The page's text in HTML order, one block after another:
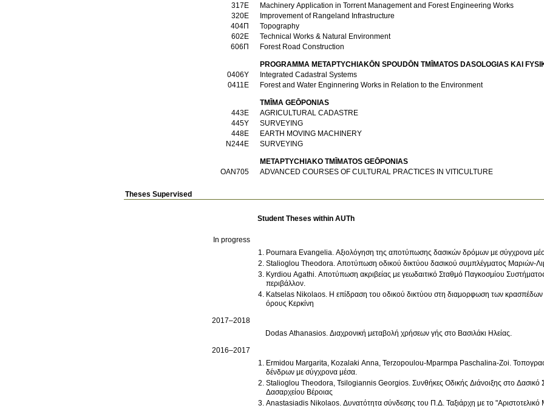
317Ε
Machinery Application in Torrent Management and Forest Engineering Works
320Ε
Improvement of Rangeland Infrastructure
404Π
Topography
602Ε
Technical Works & Natural Environment
606Π
Forest Road Construction
PROGRAMMA METAPTYCΗIAKŌN SPOUDŌN
0406Υ
Integrated Cadastral Systems
0411Ε
Forest and Water Enginnering Works in Relation to the Environment
TMĪMA GEŌPONIAS
443Ε
AGRICULTURAL CADASTRE
445Υ
SURVEYING
448Ε
EARTH MOVING MACHINERY
Ν244Ε
SURVEYING
METAPTYCΗIAKO TMĪMATOS GEŌPONIAS
ΟΑΝ705
ADVANCED COURSES OF CULTURAL PRACTICES IN VITICULTURE
Theses Supervised
Student Theses within AUTh
In progress
Pournara Evangelia. Αξιολόγηση της αποτύπωσης δασικών δρόμων με σύγχρονα
Stalioglou Theodora. Αποτύπωση οδικού δικτύου δασικού συμπλέγματος Μαριών-
Kyrdiou Agathi. Αποτύπωση ακριβείας με γεωδαιτικό Σταθμό Παγκοσμίου
περιβάλλον.
Katselas Nikolaos. Η επίδραση του οδικού δικτύου στη διαμορφωση των
όρους Κερκίνη
2017–2018
Dodas Athanasios. Διαχρονική μεταβολή χρήσεων γής στο Βασιλάκι Ηλείας.
2016–2017
Ermidou Margarita, Kozalaki Anna, Terzopoulou-Mparmpa Paschalina-Zoi.
δένδρων με σύγχρονα μέσα.
Stalioglou Theodora, Tsilogiannis Georgios. Συνθήκες Οδικής Διάνοιξης στο
Δασαρχείου Βέροιας
Anastasiadis Nikolaos. Δυνατότητα σύνδεσης του Π.Δ. Ταξιάρχη με το "Αριστοτελικό